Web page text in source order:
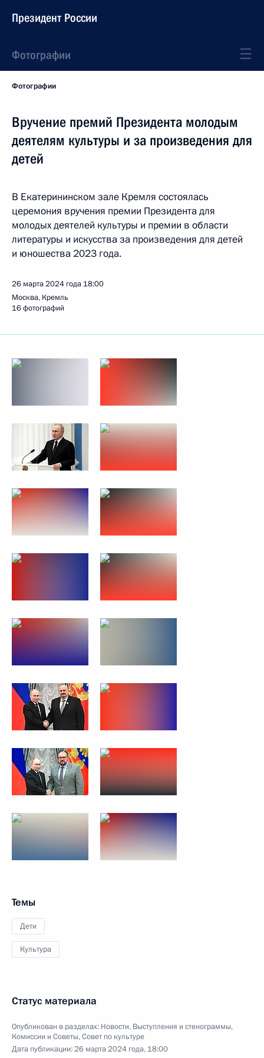
Президент России
Фотографии
Фотографии
Вручение премий Президента молодым
деятелям культуры и за произведения для
детей
В Екатерининском зале Кремля состоялась
церемония вручения премии Президента для
молодых деятелей культуры и премии в области
литературы и искусства за произведения для детей
и юношества 2023 года.
26 марта 2024 года 18:00
Москва, Кремль
16 фотографий
Темы
Дети
Культура
Статус материала
Опубликован в разделах: Новости, Выступления и стенограммы,
Комиссии и Советы,Совет по культуре
Дата публикации:26 марта 2024 года, 18:00